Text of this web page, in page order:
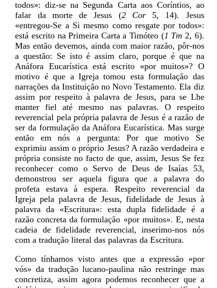
todos»: diz-se na Segunda Carta aos Coríntios, ao
falar da morte de Jesus (2 Cor5, 14). Jesus
«entregou-Se a Si mesmo como resgate por todos»:
está escrito na Primeira Carta a Timóteo (1 Tm 2, 6).
Mas então devemos, ainda com maior razão, pôr-nos
a questão: Se isto é assim claro, porque é que na
Anáfora Eucarística está escrito «por muitos»? O
motivo é que a Igreja tomou esta formulação das
narrações da Instituição no Novo Testamento. Ela diz
assim por respeito à palavra de Jesus, para se Lhe
manter fiel até mesmo nas palavras. O respeito
reverencial pela própria palavra de Jesus é a razão de
ser da formulação da Anáfora Eucarística. Mas surge
então em nós a pergunta: Por que motivo Se
exprimiu assim o próprio Jesus? A razão verdadeira e
própria consiste no facto de que, assim, Jesus Se fez
reconhecer como o Servo de Deus de Isaías 53,
demonstrou ser aquela figura que a palavra do
profeta estava à espera. Respeito reverencial da
Igreja pela palavra de Jesus, fidelidade de Jesus à
palavra da «Escritura»: esta dupla fidelidade é a
razão concreta da formulação «por muitos». E, nesta
cadeia de fidelidade reverencial, inserimo-nos nós
com a tradução literal das palavras da Escritura.
Como tínhamos visto antes que a expressão «por
vós» da tradução lucano-paulina não restringe mas
concretiza, assim agora podemos reconhecer que a